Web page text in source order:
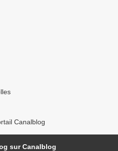
Canalblog
sur Canalblog